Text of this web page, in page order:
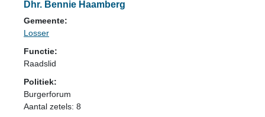
Dhr. Bennie Haamberg
Gemeente:
Losser
Functie:
Raadslid
Politiek:
Burgerforum
Aantal zetels: 8